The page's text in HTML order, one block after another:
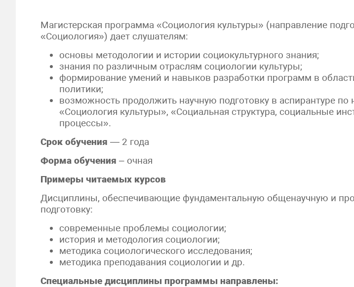
Магистерская программа «Социология культуры» (направление
«Социология») дает слушателям:
основы методологии и истории социокультурного знания;
знания по различным отраслям социологии культуры;
формирование умений и навыков разработки программ в
политики;
возможность продолжить научную подготовку в аспирантуре по
«Социология культуры», «Социальная структура, социальные
процессы».
Срок обучения — 2 года
Форма обучения – очная
Примеры читаемых курсов
Дисциплины, обеспечивающие фундаментальную общенаучную и
подготовку:
современные проблемы социологии;
история и методология социологии;
методика социологического исследования;
методика преподавания социологии и др.
Специальные дисциплины программы направлены: